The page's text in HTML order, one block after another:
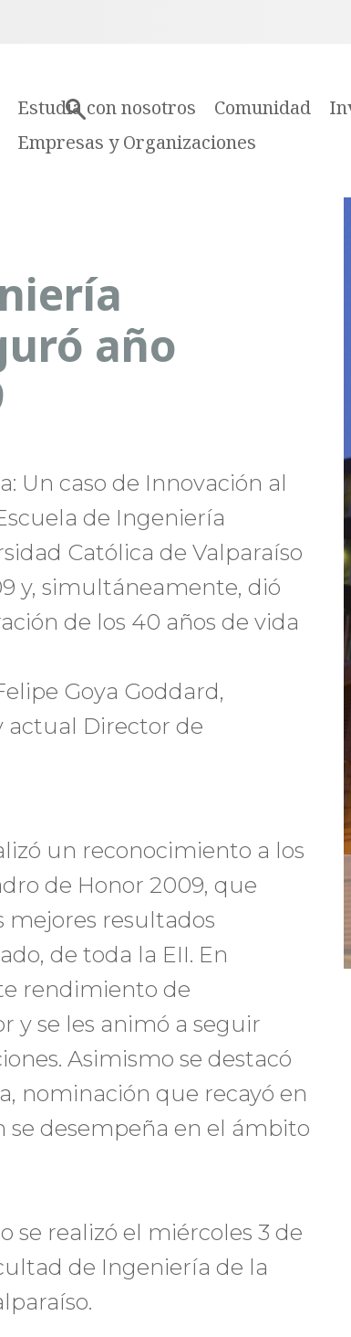
Estudia con nosotros Comunidad
Empresas y Organizaciones
año
Un caso de Innovación al
de Ingeniería
Católica de Valparaíso
y, simultáneamente, dió
de los 40 años de vida
Goya Goddard,
actual Director de
un reconocimiento a los
de Honor 2009, que
mejores resultados
de toda la EII. En
rendimiento de
y se les animó a seguir
Asimismo se destacó
nominación que recayó en
se desempeña en el ámbito
se realizó el miércoles 3 de
de Ingeniería de la